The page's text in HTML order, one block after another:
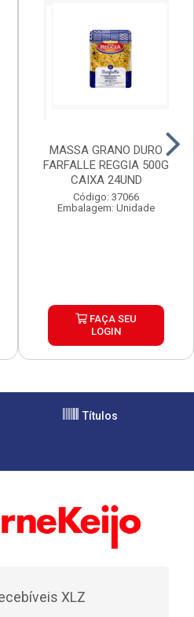
MASSA GRANO DURO
FARFALLE REGGIA 500G
CAIXA 24UND
Código: 37066
Embalagem: Unidade
FAÇA SEU
LOGIN
Títulos
XLZ